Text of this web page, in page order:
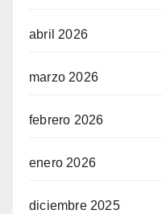
abril 2026
marzo 2026
febrero 2026
enero 2026
diciembre 2025